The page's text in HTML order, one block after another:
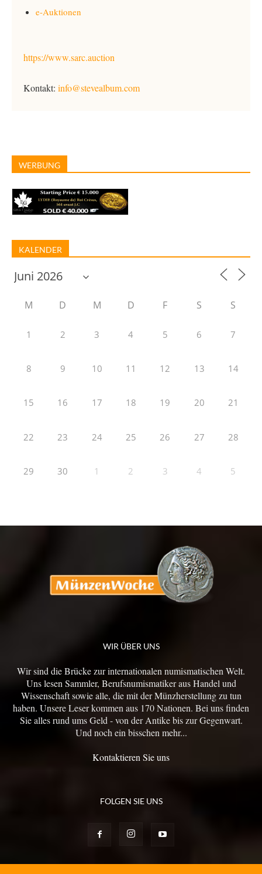
e-Auktionen
https://www.sarc.auction
Kontakt: info@stevealbum.com
WERBUNG
KALENDER
M D M D F S S
1 2 3 4 5 6 7
8 9 10 11 12 13 14
15 16 17 18 19 20 21
22 23 24 25 26 27 28
29 30 1 2 3 4 5
WIR ÜBER UNS
Wir sind die Brücke zur internationalen numismatischen Welt.
Uns lesen Sammler, Berufsnumismatiker aus Handel und
Wissenschaft sowie alle, die mit der Münzherstellung zu tun
haben. Unsere Leser kommen aus 170 Nationen. Bei uns finden
Sie alles rund ums Geld - von der Antike bis zur Gegenwart.
Und noch ein bisschen mehr...
Kontaktieren Sie uns
FOLGEN SIE UNS